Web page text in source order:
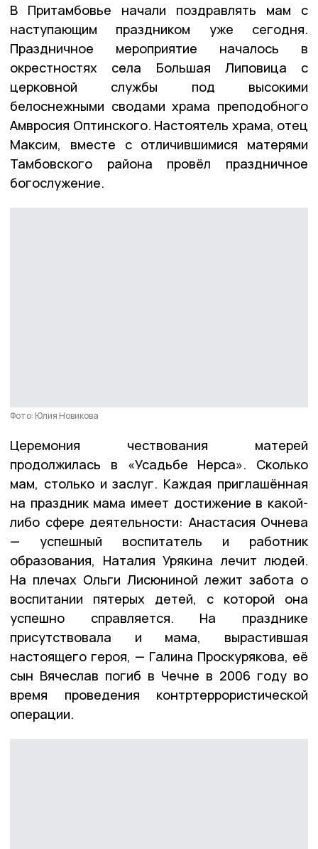
В Притамбовье начали поздравлять мам с
наступающим праздником уже сегодня.
Праздничное мероприятие началось в
окрестностях села Большая Липовица с
церковной службы под высокими
белоснежными сводами храма преподобного
Амвросия Оптинского. Настоятель храма, отец
Максим, вместе с отличившимися матерями
Тамбовского района провёл праздничное
богослужение.
Фото: Юлия Новикова
Церемония чествования матерей
продолжилась в «Усадьбе Нерса». Сколько
мам, столько и заслуг. Каждая приглашённая
на праздник мама имеет достижение в какой-
либо сфере деятельности: Анастасия Очнева
— успешный воспитатель и работник
образования, Наталия Урякина лечит людей.
На плечах Ольги Лисюниной лежит забота о
воспитании пятерых детей, с которой она
успешно справляется. На празднике
присутствовала и мама, вырастившая
настоящего героя, — Галина Проскурякова, её
сын Вячеслав погиб в Чечне в 2006 году во
время проведения контртеррористической
операции.